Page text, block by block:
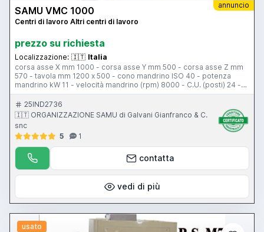
annuncio
SAMU VMC 1000
Centri di lavoro Altri centri di lavoro
prezzo su richiesta
Localizzazione: 🇮🇹 Italia
corsa asse X mm 1000 - corsa asse Y mm 500 - corsa asse Z mm
570 - tavola mm 1200 x 500 - cono mandrino ISO 40 - potenza
mandrino kW 11 - velocità mandrino (rpm) 8000 - C.U. (posti) 24 -
C.N. Siemens 802D-SL - pronta consegna
25IND2736
🇮🇹 ORGANIZZAZIONE SAMU di Galvani Gianfranco & C.
snc
5
1
contatta
vedi di più
usato